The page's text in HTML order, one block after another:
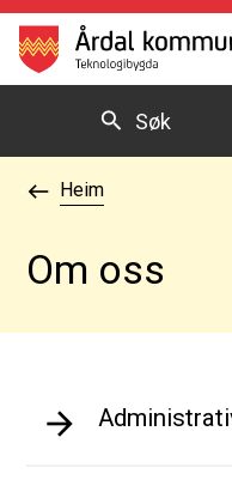
Årdal kommune
Søk
Du er her:
Heim
Om oss